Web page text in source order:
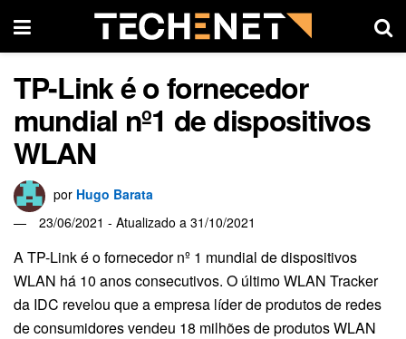
TP-Link é o fornecedor
mundial nº1 de dispositivos
WLAN
por Hugo Barata
23/06/2021 - Atualizado a 31/10/2021
A TP-Link é o fornecedor nº 1 mundial de dispositivos
WLAN há 10 anos consecutivos. O último WLAN Tracker
da IDC revelou que a empresa líder de produtos de redes
de consumidores vendeu 18 milhões de produtos WLAN